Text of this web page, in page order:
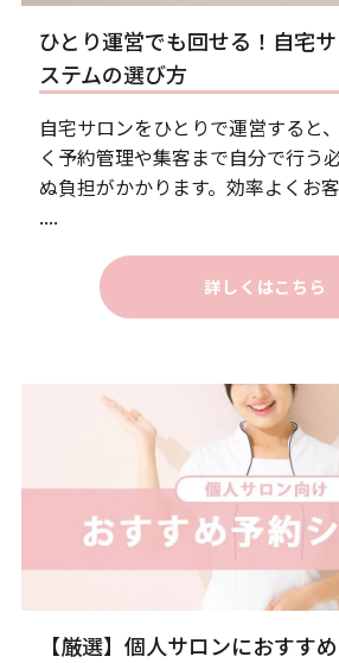
ひとり運営でも回せる！自宅
ステムの選び方
自宅サロンをひとりで運営すると
く予約管理や集客まで自分で行う
ぬ負担がかかります。効率よくお
....
詳しくはこちら
【厳選】個人サロンにおすす